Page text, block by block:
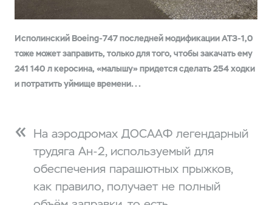
Исполинский Boeing-747 последней модификации АТЗ-1,0
тоже может заправить, только для того, чтобы закачать ему
241 140 л керосина, «малышу» придется сделать 254 ходки
и потратить уймище времени...
На аэродромах ДОСААФ легендарный
трудяга Ан-2, используемый для
обеспечения парашютных прыжков,
как правило, получает не полный